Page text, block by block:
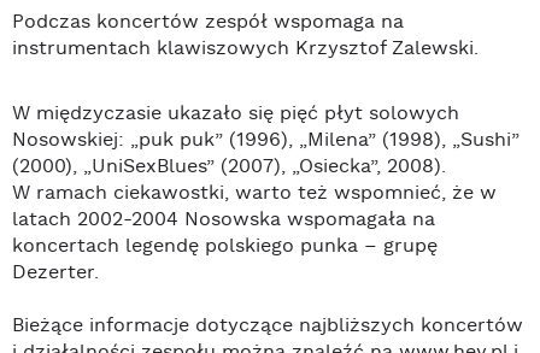
Podczas koncertów zespół wspomaga na
instrumentach klawiszowych Krzysztof Zalewski.
W międzyczasie ukazało się pięć płyt solowych
Nosowskiej: „puk puk” (1996), „Milena” (1998), „Sushi”
(2000), „UniSexBlues” (2007), „Osiecka”, 2008).
W ramach ciekawostki, warto też wspomnieć, że w
latach 2002-2004 Nosowska wspomagała na
koncertach legendę polskiego punka – grupę
Dezerter.
Bieżące informacje dotyczące najbliższych koncertów